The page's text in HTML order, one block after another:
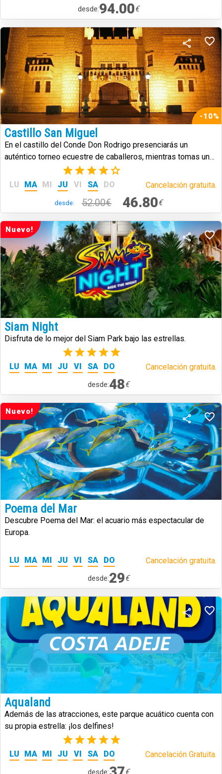
desde:94.00€
-10%
Castillo San Miguel
En el castillo del Conde Don Rodrigo presenciarás un
auténtico torneo ecuestre de caballeros, mientras tomas un
banquete al estilo medieval.
(7)
LU MA MI JU VI SA DO Cancelación gratuita.
desde: 52.00€ 46.80€
Nuevo!
Siam Night
Disfruta de lo mejor del Siam Park bajo las estrellas.
(1)
LU MA MI JU VI SA DO Cancelación gratuita.
desde:48€
Nuevo!
Poema del Mar
Descubre Poema del Mar: el acuario más espectacular de
Europa.
LU MA MI JU VI SA DO Cancelación gratuita.
desde:29€
Aqualand
Además de las atracciones, este parque acuático cuenta con
su propia estrella: ¡los delfines!
(1)
LU MA MI JU VI SA DO Cancelación Gratuita.
desde: €